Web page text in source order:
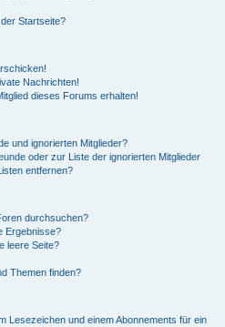
Startseite?
Nachrichten!
dieses Forums erhalten!
und ignorierten Mitglieder?
oder zur Liste der ignorierten Mitglieder
entfernen?
durchsuchen?
Ergebnisse?
leere Seite?
Themen finden?
Lesezeichen und einem Abonnements für ein